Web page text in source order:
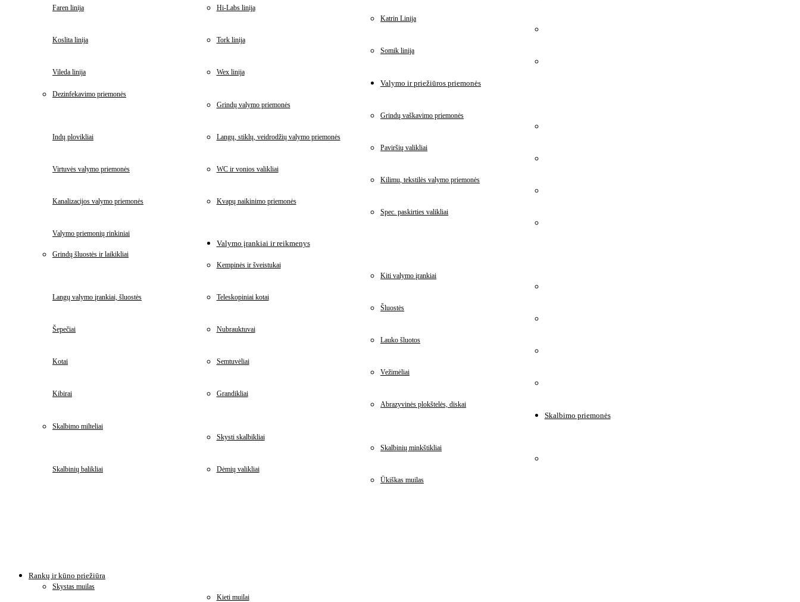
Faren linija
Hi-Labs linija
Katrin Linija
Koslita linija
Tork linija
Somik linija
Vileda linija Wex linija
Valymo ir priežiūros priemonės
Dezinfekavimo priemonės
Grindų valymo priemonės
Grindų vaškavimo priemonės
Indų plovikliai
Langų, stiklų, veidrodžių valymo priemonės
Paviršių valikliai
Virtuvės valymo priemonės
WC ir vonios valikliai
Kilimų, tekstilės valymo priemonės
Kanalizacijos valymo priemonės
Kvapų naikinimo priemonės
Spec. paskirties valikliai
Valymo priemonių rinkiniai
Valymo įrankiai ir reikmenys
Grindų šluostės ir laikikliai
Kempinės ir šveistukai
Kiti valymo įrankiai
Langų valymo įrankiai, šluostės
Teleskopiniai kotai
Šluostės
Šepečiai
Nubrauktuvai
Lauko šluotos
Kotai
Semtuvėliai
Vežimėliai
Kibirai
Grandikliai
Abrazyvinės plokštelės, diskai
Skalbimo priemonės
Skalbimo milteliai
Skysti skalbikliai
Skalbinių minkštikliai
Skalbinių balikliai
Dėmių valikliai
Ūkiškas muilas
Rankų ir kūno priežiūra
Skystas muilas
Kieti muilai